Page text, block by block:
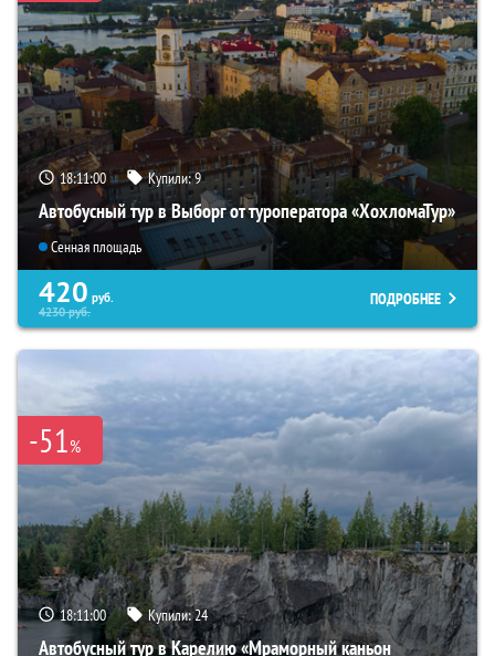
18:10:58 Купили:9
Автобусный тур в Выборг от туроператора «ХохломаТур»
Сенная площадь
420 руб.
4230руб.
ПОДРОБНЕЕ
-51%
18:10:58 Купили:24
Автобусный тур в Карелию «Мраморный каньон